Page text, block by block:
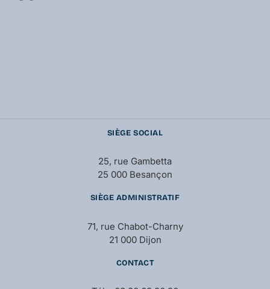
SIÈGE SOCIAL
25, rue Gambetta
25 000 Besançon
SIÈGE ADMINISTRATIF
71, rue Chabot-Charny
21 000 Dijon
CONTACT